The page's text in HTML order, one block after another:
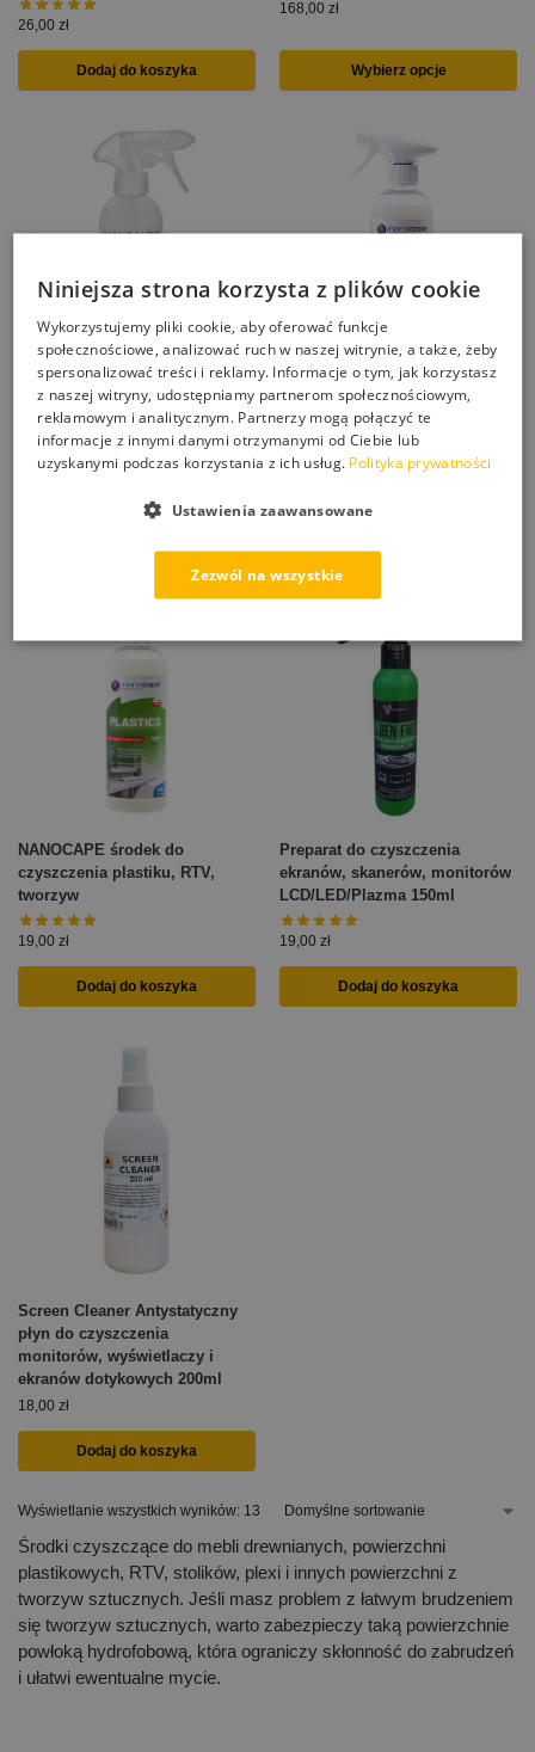
26,00 zł
Dodaj do koszyka
168,00 zł
Wybierz opcje
NANOAUTO TEXTIL CLEANER
skuteczny środek do
czyszczenia tapicerki
NANOCAPE NANOCLEANER do
czyszczenia mebli
19,00zł
NANOCAPE środek do
czyszczenia plastiku, RTV,
tworzyw
19,00 zł
Dodaj do koszyka
Preparat do czyszczenia
ekranów, skanerów, monitorów
LCD/LED/Plazma 150ml
19,00 zł
Dodaj do koszyka
Screen Cleaner Antystatyczny
płyn do czyszczenia
monitorów, wyświetlaczy i
ekranów dotykowych 200ml
18,00 zł
Dodaj do koszyka
Wyświetlanie wszystkich wyników: 13
Środki czyszczące do mebli drewnianych, powierzchni
plastikowych, RTV, stolików, plexi i innych powierzchni z
tworzyw sztucznych. Jeśli masz problem z łatwym brudzeniem
się tworzyw sztucznych, warto zabezpieczy taką powierzchnie
powłoką hydrofobową, która ograniczy skłonność do zabrudzeń
i ułatwi ewentualne mycie.
Niniejsza strona korzysta z plików cookie
Wykorzystujemy pliki cookie, aby oferować funkcje
społecznościowe, analizować ruch w naszej witrynie, a także, żeby
spersonalizować treści i reklamy. Informacje o tym, jak korzystasz
z naszej witryny, udostępniamy partnerom społecznościowym,
reklamowym i analitycznym. Partnerzy mogą połączyć te
informacje z innymi danymi otrzymanymi od Ciebie lub
uzyskanymi podczas korzystania z ich usług. Polityka prywatności
Zezwól na wszystkie
Ustawienia zaawansowane